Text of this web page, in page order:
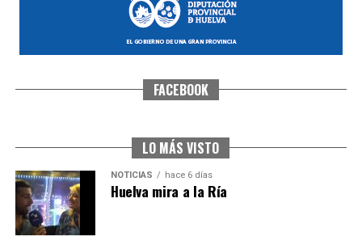
CUARTA CORRIDA DE LAS FIESTAS COLOMBINAS
Huelvatv
FACEBOOK
LO MÁS VISTO
NOTICIAS hace 6 días
Huelva mira a la Ría